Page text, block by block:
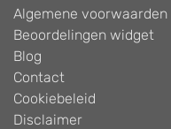
Algemene voorwaarden
Beoordelingen widget
Blog
Contact
Cookiebeleid
Disclaimer